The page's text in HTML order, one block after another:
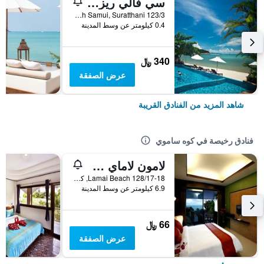
123/3 Moo 2 Lipa Noi, Koh Samui, Suratthani, كوه ساموي, تايلاند
0.4 كيلومتر عن وسط المدينة
340 ﷼
عرض الصفقة
شاهد المزيد من الفنادق القريبة
فنادق رخيصة في كوه ساموي
لامون لاماي ريزيدنس
128/17-18 Lamai Beach, كوه ساموي, تايلاند
6.9 كيلومتر عن وسط المدينة
66 ﷼
عرض الصفقة